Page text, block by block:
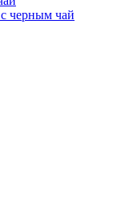
черным чай